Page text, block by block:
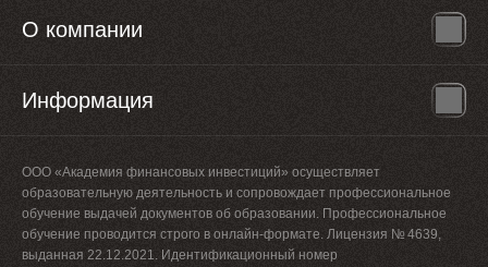
О компании
Информация
ООО «Академия финансовых инвестиций» осуществляет
образовательную деятельность и сопровождает профессиональное
обучение выдачей документов об образовании. Профессиональное
обучение проводится строго в онлайн-формате. Лицензия № 4639,
выданная 22.12.2021. Идентификационный номер